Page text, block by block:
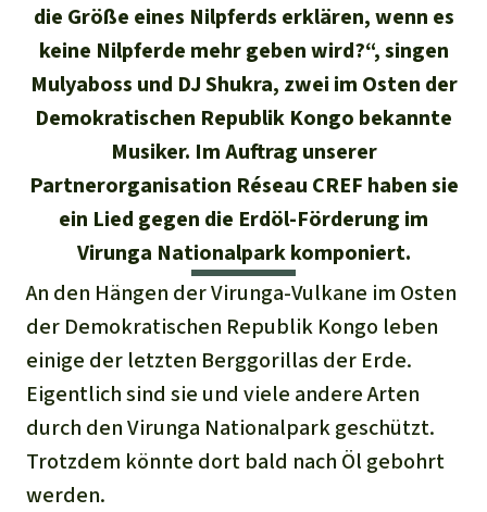
Kids
Newsletter­anmeldung
Klima
Biodiversität
Schutzgebiete
Palmöl
Biokraftstoff
Tropenholz
Aluminium
Gold
Aktuelle Ausgabe
01/2026
04/2025
03/2025
02/2025
01/2025
Ältere Ausgaben
Überuns
Über uns
Der Verein
40 Jahre Vereins­geschichte
Häufige Fragen
Jahresberichte
Stiftung
Transparenz
Medien
Presse
Presse-Echo
Widget einbinden
Banner einbinden
Freianzeigen
Suche
Deutsch
English
Español
Français
Italiano
Português
SpendenkontoRettet den
Regenwald e. V.
DE11 4306096720250541 00
GENODEM1GLS
GLS Bank
IBAN kopieren
Spenden für ein Thema
Waldschutz
Schutz von Indigenen
Spenden für eine Region
Südostasien
Afrika
die Größe eines Nilpferds erklären, wenn es
keine Nilpferde mehr geben wird?“, singen
Mulyaboss und DJ Shukra, zwei im Osten der
Demokratischen Republik Kongo bekannte
Musiker. Im Auftrag unserer
Partnerorganisation Réseau CREF haben sie
ein Lied gegen die Erdöl-Förderung im
Virunga Nationalpark komponiert.
An den Hängen der Virunga-Vulkane im Osten
der Demokratischen Republik Kongo leben
einige der letzten Berggorillas der Erde.
Eigentlich sind sie und viele andere Arten
durch den Virunga Nationalpark geschützt.
Trotzdem könnte dort bald nach Öl gebohrt
werden.